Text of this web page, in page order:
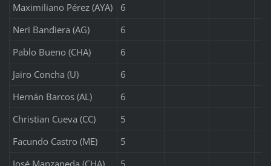
Maximiliano Pérez (AYA)
6
Neri Bandiera (AG)
6
Pablo Bueno (CHA)
6
Jairo Concha (U)
6
Hernán Barcos (AL)
6
Christian Cueva (CC)
5
Facundo Castro (ME)
5
José Manzaneda (CHA)
5